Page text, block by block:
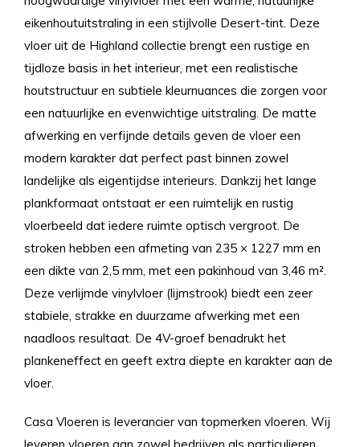
eikenhoutuitstraling in een stijlvolle Desert-tint. Deze
vloer uit de Highland collectie brengt een rustige en
tijdloze basis in het interieur, met een realistische
houtstructuur en subtiele kleurnuances die zorgen voor
een natuurlijke en evenwichtige uitstraling. De matte
afwerking en verfijnde details geven de vloer een
modern karakter dat perfect past binnen zowel
landelijke als eigentijdse interieurs. Dankzij het lange
plankformaat ontstaat er een ruimtelijk en rustig
vloerbeeld dat iedere ruimte optisch vergroot. De
stroken hebben een afmeting van 235 × 1227 mm en
een dikte van 2,5 mm, met een pakinhoud van 3,46 m².
Deze verlijmde vinylvloer (lijmstrook) biedt een zeer
stabiele, strakke en duurzame afwerking met een
naadloos resultaat. De 4V-groef benadrukt het
plankeneffect en geeft extra diepte en karakter aan de
vloer.
Casa Vloeren is leverancier van topmerken vloeren. Wij